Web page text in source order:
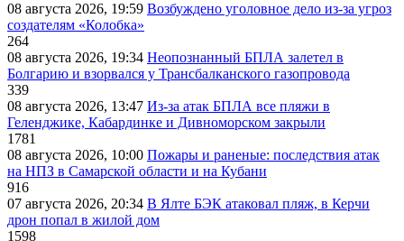
08 августа 2026, 19:59 Возбуждено уголовное дело из-за угроз
создателям «Колобка»
264
08 августа 2026, 19:34 Неопознанный БПЛА залетел в
Болгарию и взорвался у Трансбалканского газопровода
339
08 августа 2026, 13:47 Из-за атак БПЛА все пляжи в
Геленджике, Кабардинке и Дивноморском закрыли
1781
08 августа 2026, 10:00 Пожары и раненые: последствия атак
на НПЗ в Самарской области и на Кубани
916
07 августа 2026, 20:34 В Ялте БЭК атаковал пляж, в Керчи
дрон попал в жилой дом
1598